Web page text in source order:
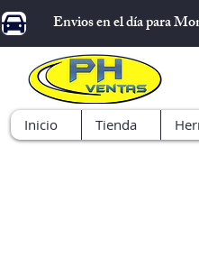
Envios en el día para
Inicio Tienda